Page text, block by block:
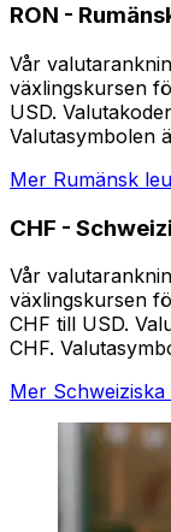
RON -
Vår
växlingskursen
USD.
Valutasymbolen
Mer Rumänsk
CHF -
Vår
växlingskursen
CHF till USD.
CHF.
Mer